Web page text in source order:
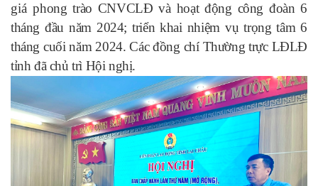
giáphong trào CNVCLĐ và hoạt động công đoàn6
tháng đầu năm 2024; triển khai nhiệm vụ trọng tâm6
tháng cuối năm 2024. Các đồng chí Thường trực LĐLĐ
tỉnh đã chủ trì Hội nghị.